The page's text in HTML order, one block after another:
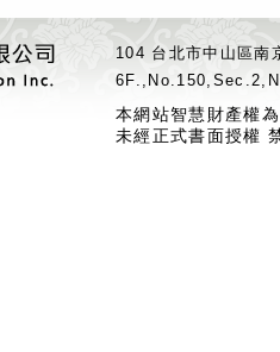
104 台北市中山區
本網站智慧財產權
未經正式書面授權